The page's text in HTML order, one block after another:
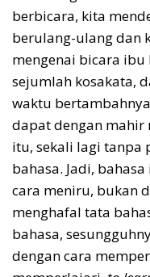
berbicara, kita
berulang-ulang dan
mengenai bicara
sejumlah kosakata,
waktu
dapat dengan mahir
itu, sekali lagi tanpa
bahasa. Jadi,
cara meniru, bukan
menghafal tata
bahasa,
dengan cara